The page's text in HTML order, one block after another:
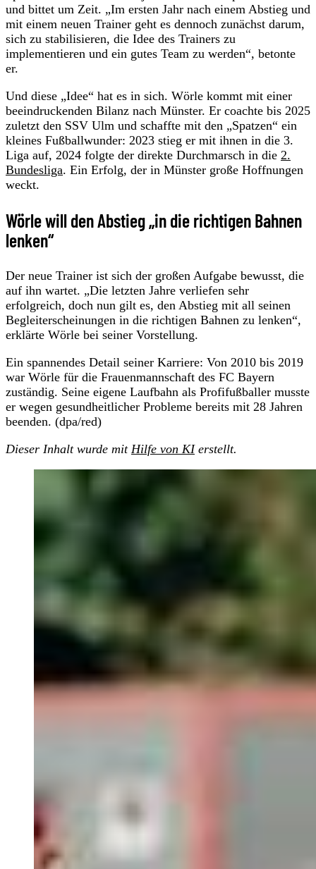
und bittet um Zeit. „Im ersten Jahr nach einem Abstieg und
mit einem neuen Trainer geht es dennoch zunächst darum,
sich zu stabilisieren, die Idee des Trainers zu
implementieren und ein gutes Team zu werden“, betonte
er.
Und diese „Idee“ hat es in sich. Wörle kommt mit einer
beeindruckenden Bilanz nach Münster. Er coachte bis 2025
zuletzt den SSV Ulm und schaffte mit den „Spatzen“ ein
kleines Fußballwunder: 2023 stieg er mit ihnen in die 3.
Liga auf, 2024 folgte der direkte Durchmarsch in die 2.
Bundesliga. Ein Erfolg, der in Münster große Hoffnungen
weckt.
Wörle will den Abstieg „in die richtigen Bahnen
lenken“
Der neue Trainer ist sich der großen Aufgabe bewusst, die
auf ihn wartet. „Die letzten Jahre verliefen sehr
erfolgreich, doch nun gilt es, den Abstieg mit all seinen
Begleiterscheinungen in die richtigen Bahnen zu lenken“,
erklärte Wörle bei seiner Vorstellung.
Ein spannendes Detail seiner Karriere: Von 2010 bis 2019
war Wörle für die Frauenmannschaft des FC Bayern
zuständig. Seine eigene Laufbahn als Profifußballer musste
er wegen gesundheitlicher Probleme bereits mit 28 Jahren
beenden. (dpa/red)
Dieser Inhalt wurde mit Hilfe von KIerstellt.